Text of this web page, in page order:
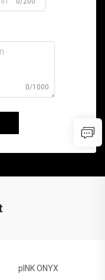
0/1000
pINK ONYX